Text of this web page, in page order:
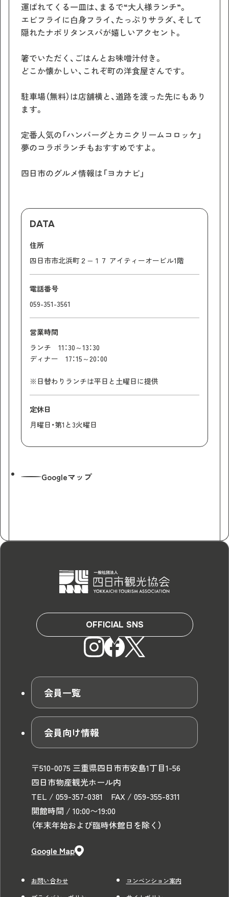
運ばれてくる一皿は、まるで“大人様ランチ”。
エビフライに白身フライ、たっぷりサラダ、そして
隠れたナポリタンスパが嬉しいアクセント。
箸でいただく、ごはんとお味噌汁付き。
どこか懐かしい、これぞ町の洋食屋さんです。
駐車場（無料）は店舗横と、道路を渡った先にもあり
ます。
定番人気の「ハンバーグとカニクリームコロッケ」
夢のコラボランチもおすすめですよ。
四日市のグルメ情報は「ヨカナビ」
DATA
住所
四日市市北浜町２−１７ アイティーオービル1階
電話番号
059-351-3561
営業時間
ランチ 11：30～13：30
ディナー 17：15～20：00
※日替わりランチは平日と土曜日に提供
定休日
月曜日・第1と3火曜日
Googleマップ
会員一覧
会員向け情報
〒510-0075 三重県四日市市安島1丁目1-56
四日市物産観光ホール内
TEL / 059-357-0381 FAX / 059-355-8311
開館時間 / 10:00〜19:00
（年末年始および臨時休館日を除く）
Google Map
OFFICIAL SNS
お問い合わせ
コンベンション案内